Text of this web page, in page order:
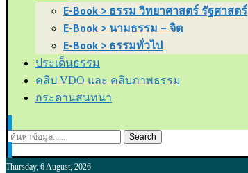
E-Book > ธรรม วิทยาศาสตร์ รัฐศาสตร์
E-Book > นามธรรม – จิต
E-Book > ธรรมทั่วไป
ประเด็นธรรม
คลิป VDO และ คลิบภาพธรรม
กระดานสนทนา
Search
Thursday, 6 August, 2026